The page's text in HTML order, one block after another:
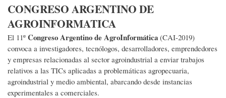
CONGRESO ARGENTINO DE
AGROINFORMATICA
El 11º Congreso Argentino de AgroInformática (CAI-2019)
convoca a investigadores, tecnólogos, desarrolladores, emprendedores
y empresas relacionadas al sector agroindustrial a enviar trabajos
relativos a las TICs aplicadas a problemáticas agropecuaria,
agroindustrial y medio ambiental, abarcando desde instancias
experimentales a comerciales.